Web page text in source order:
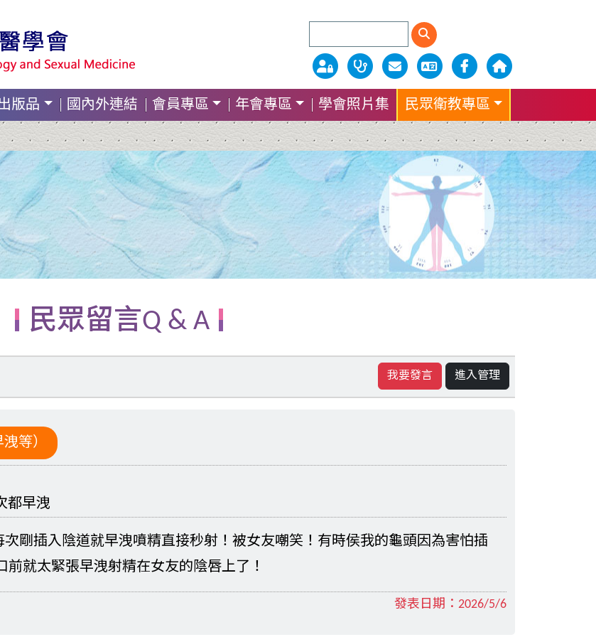
版品 國內外連結 會員專區 年會專區 學會照片集 民眾衛教專區
民眾留言Q & A
我要發言 進入管理
等）
都早洩
剛插入陰道就早洩噴精直接秒射！被女友嘲笑！有時侯我的龜頭因為害怕插
前就太緊張早洩射精在女友的陰唇上了！
發表日期： 2026/5/6